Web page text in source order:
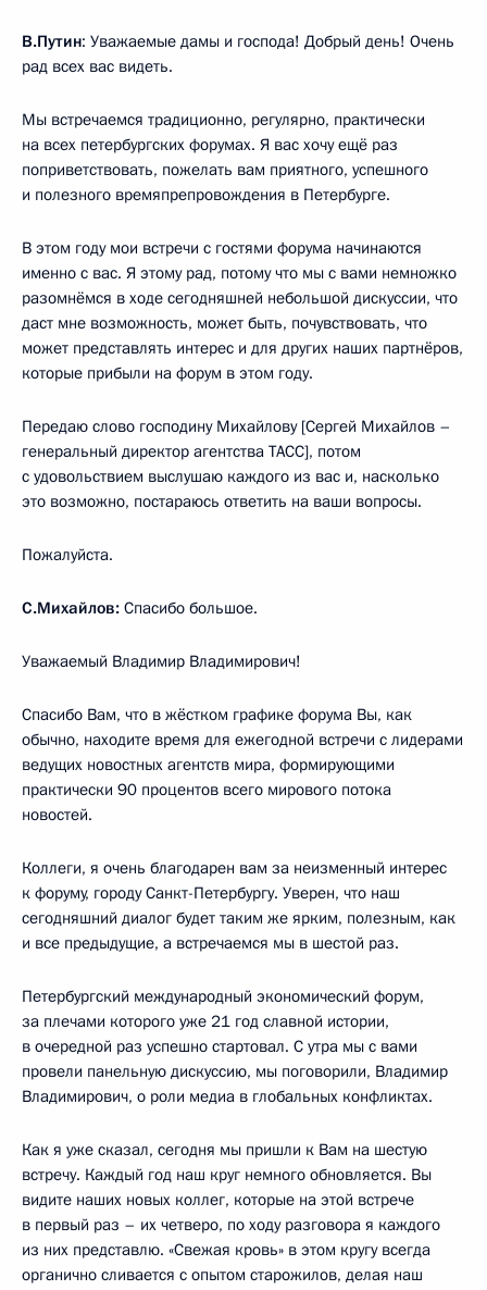
В.Путин: Уважаемые дамы и господа! Добрый день! Очень
рад всех вас видеть.
Мы встречаемся традиционно, регулярно, практически
на всех петербургских форумах. Я вас хочу ещё раз
поприветствовать, пожелать вам приятного, успешного
и полезного времяпрепровождения в Петербурге.
В этом году мои встречи с гостями форума начинаются
именно с вас. Я этому рад, потому что мы с вами немножко
разомнёмся в ходе сегодняшней небольшой дискуссии, что
даст мне возможность, может быть, почувствовать, что
может представлять интерес и для других наших партнёров,
которые прибыли на форум в этом году.
Передаю слово господину Михайлову [Сергей Михайлов –
генеральный директор агентства ТАСС], потом
с удовольствием выслушаю каждого из вас и, насколько
это возможно, постараюсь ответить на ваши вопросы.
Пожалуйста.
С.Михайлов: Спасибо большое.
Уважаемый Владимир Владимирович!
Спасибо Вам, что в жёстком графике форума Вы, как
обычно, находите время для ежегодной встречи с лидерами
ведущих новостных агентств мира, формирующими
практически 90 процентов всего мирового потока
новостей.
Коллеги, я очень благодарен вам за неизменный интерес
к форуму, городу Санкт-Петербургу. Уверен, что наш
сегодняшний диалог будет таким же ярким, полезным, как
и все предыдущие, а встречаемся мы в шестой раз.
Петербургский международный экономический форум,
за плечами которого уже 21 год славной истории,
в очередной раз успешно стартовал. С утра мы с вами
провели панельную дискуссию, мы поговорили, Владимир
Владимирович, о роли медиа в глобальных конфликтах.
Как я уже сказал, сегодня мы пришли к Вам на шестую
встречу. Каждый год наш круг немного обновляется. Вы
видите наших новых коллег, которые на этой встрече
в первый раз – их четверо, по ходу разговора я каждого
из них представлю. «Свежая кровь» в этом кругу всегда
органично сливается с опытом старожилов, делая наш